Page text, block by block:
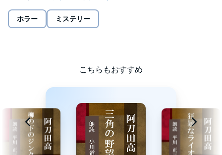
ホラー ミステリー
こちらもおすすめ